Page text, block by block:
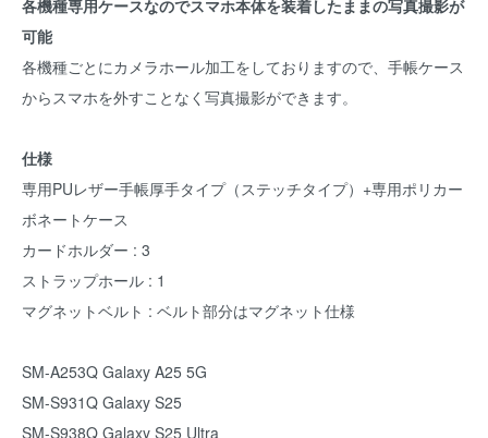
各機種専用ケースなのでスマホ本体を装着したままの写真撮影が
可能
各機種ごとにカメラホール加工をしておりますので、手帳ケース
からスマホを外すことなく写真撮影ができます。
仕様
専用PUレザー手帳厚手タイプ（ステッチタイプ）+専用ポリカー
ボネートケース
カードホルダー : 3
ストラップホール : 1
マグネットベルト : ベルト部分はマグネット仕様
SM-A253Q Galaxy A25 5G
SM-S931Q Galaxy S25
SM-S938Q Galaxy S25 Ultra